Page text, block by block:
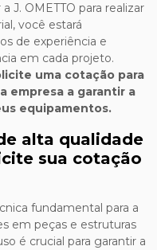
J. OMETTO para realizar
você estará
de experiência e
em cada projeto.
uma cotação para
empresa a garantir a
equipamentos.
alta qualidade
sua cotação
fundamental para a
em peças e estruturas
é crucial para garantir a